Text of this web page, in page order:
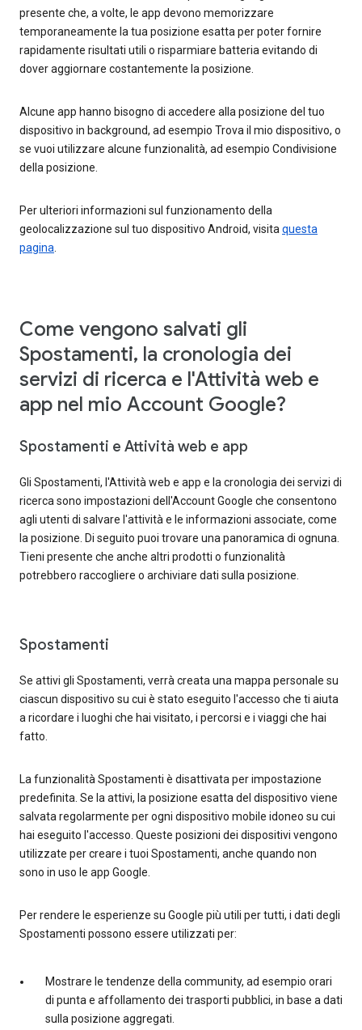
presente che, a volte, le app devono memorizzare
temporaneamente la tua posizione esatta per poter fornire
rapidamente risultati utili o risparmiare batteria evitando di
dover aggiornare costantemente la posizione.
Alcune app hanno bisogno di accedere alla posizione del tuo
dispositivo in background, ad esempio Trova il mio dispositivo, o
se vuoi utilizzare alcune funzionalità, ad esempio Condivisione
della posizione.
Per ulteriori informazioni sul funzionamento della
geolocalizzazione sul tuo dispositivo Android, visitaquesta
pagina.
Come vengono salvati gli
Spostamenti, la cronologia dei
servizi di ricerca e l'Attività web e
app nel mio Account Google?
Spostamenti e Attività web e app
Gli Spostamenti, l'Attività web e app e la cronologia dei servizi di
ricerca sono impostazioni dell'Account Google che consentono
agli utenti di salvare l'attività e le informazioni associate, come
la posizione. Di seguito puoi trovare una panoramica di ognuna.
Tieni presente che anche altri prodotti o funzionalità
potrebbero raccogliere o archiviare dati sulla posizione.
Spostamenti
Se attivi gli Spostamenti, verrà creata una mappa personale su
ciascun dispositivo su cui è stato eseguito l'accesso che ti aiuta
a ricordare i luoghi che hai visitato, i percorsi e i viaggi che hai
fatto.
La funzionalità Spostamenti è disattivata per impostazione
predefinita. Se la attivi, la posizione esatta del dispositivo viene
salvata regolarmente per ogni dispositivo mobile idoneo su cui
hai eseguito l'accesso. Queste posizioni dei dispositivi vengono
utilizzate per creare i tuoi Spostamenti, anche quando non
sono in uso le app Google.
Per rendere le esperienze su Google più utili per tutti, i dati degli
Spostamenti possono essere utilizzati per:
Mostrare le tendenze della community, ad esempio orari
di punta e affollamento dei trasporti pubblici, in base a dati
sulla posizione aggregati.